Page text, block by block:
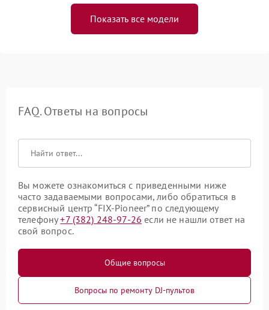
Показать все модели
FAQ. Ответы на вопросы
Вы можете ознакомиться с приведенными ниже
часто задаваемыми вопросами, либо обратиться в
сервисный центр “FIX-Pioneer” по следующему
телефону+7 (382) 248-97-26 если не нашли ответ на
свой вопрос.
Общие вопросы
Вопросы по ремонту DJ-пультов